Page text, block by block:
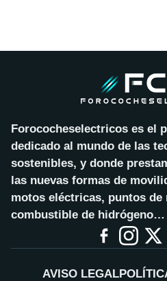
Forococheselectricos es el
dedicado al mundo de las
sostenibles, y donde
las nuevas formas de
motos eléctricas, puntos de
combustible de hidrógeno…
AVISO LEGAL